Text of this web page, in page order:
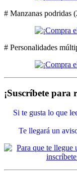
# Manzanas podridas
# Personalidades
¡Suscríbete para
Si te gusta lo que
Te llegará un